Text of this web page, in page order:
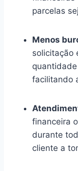
parcelas
Menos
solicitação
facilitando
financeira
durante
cliente a